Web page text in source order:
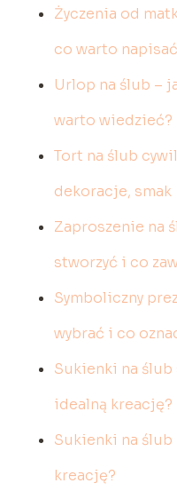
Życzenia od
co warto
Urlop na ślub –
warto wiedzieć?
Tort na ślub
dekoracje, smak
Zaproszenie na
stworzyć i co
Symboliczny
wybrać i co
Sukienki na ślub
idealną kreację?
Sukienki na ślub
kreację?